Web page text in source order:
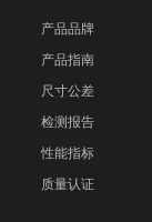
产品品牌
产品指南
尺寸公差
检测报告
性能指标
质量认证